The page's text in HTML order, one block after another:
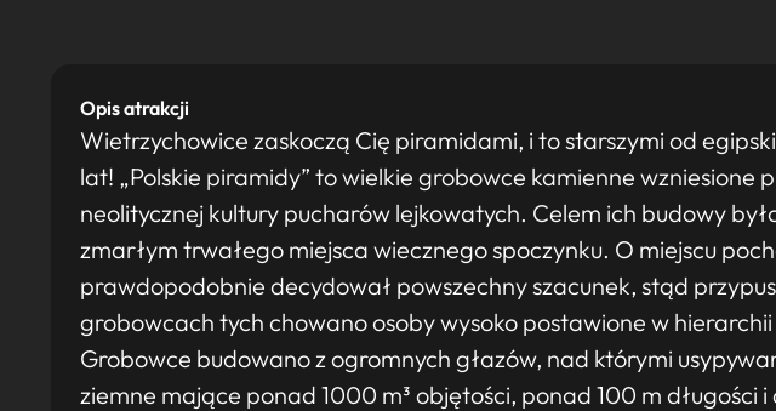
Opis atrakcji
Wietrzychowice zaskoczą Cię piramidami, i to starszymi od
lat! „Polskie piramidy” to wielkie grobowce kamienne wzniesione
neolitycznej kultury pucharów lejkowatych. Celem ich budowy
zmarłym trwałego miejsca wiecznego spoczynku. O miejscu
prawdopodobnie decydował powszechny szacunek, stąd
grobowcach tych chowano osoby wysoko postawione w
Grobowce budowano z ogromnych głazów, nad którymi
ziemne mające ponad 1000 m³ objętości, ponad 100 m długości i